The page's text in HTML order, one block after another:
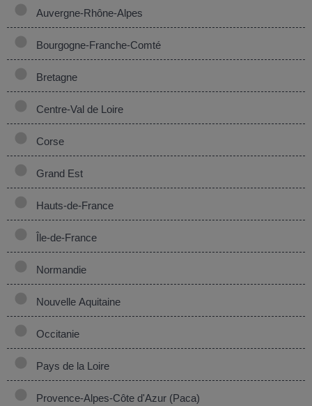
Auvergne-Rhône-Alpes
Bourgogne-Franche-Comté
Bretagne
Centre-Val de Loire
Corse
Grand Est
Hauts-de-France
Île-de-France
Normandie
Nouvelle Aquitaine
Occitanie
Pays de la Loire
Provence-Alpes-Côte d'Azur (Paca)